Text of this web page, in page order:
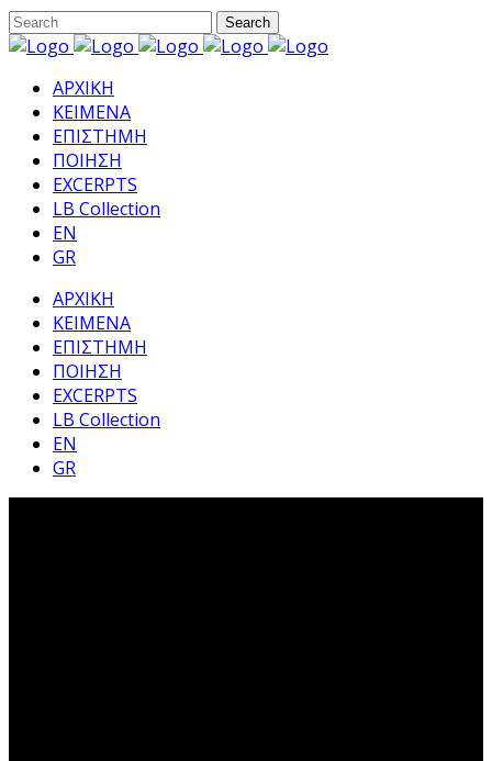
ΑΡΧΙΚΗ
ΚΕΙΜΕΝΑ
ΕΠΙΣΤΗΜΗ
ΠΟΙΗΣΗ
EXCERPTS
LB Collection
EN
GR
ΑΡΧΙΚΗ
ΚΕΙΜΕΝΑ
ΕΠΙΣΤΗΜΗ
ΠΟΙΗΣΗ
EXCERPTS
LB Collection
EN
GR